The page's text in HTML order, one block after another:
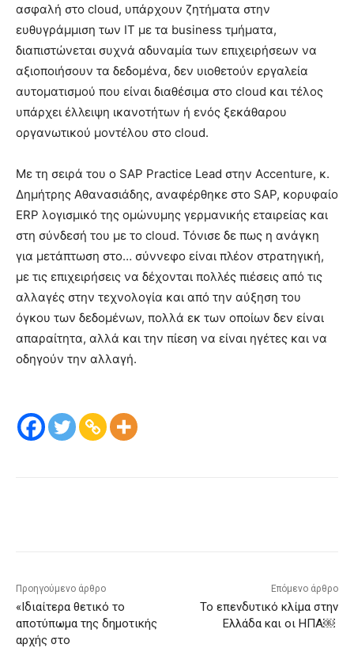
ασφαλή στο cloud, υπάρχουν ζητήματα στην
ευθυγράμμιση των IT με τα business τμήματα,
διαπιστώνεται συχνά αδυναμία των επιχειρήσεων να
αξιοποιήσουν τα δεδομένα, δεν υιοθετούν εργαλεία
αυτοματισμού που είναι διαθέσιμα στο cloud και τέλος
υπάρχει έλλειψη ικανοτήτων ή ενός ξεκάθαρου
οργανωτικού μοντέλου στο cloud.
Με τη σειρά του ο SAP Practice Lead στην Accenture, κ.
Δημήτρης Αθανασιάδης, αναφέρθηκε στο SAP, κορυφαίο
ERP λογισμικό της ομώνυμης γερμανικής εταιρείας και
στη σύνδεσή του με το cloud. Τόνισε δε πως η ανάγκη
για μετάπτωση στο… σύννεφο είναι πλέον στρατηγική,
με τις επιχειρήσεις να δέχονται πολλές πιέσεις από τις
αλλαγές στην τεχνολογία και από την αύξηση του
όγκου των δεδομένων, πολλά εκ των οποίων δεν είναι
απαραίτητα, αλλά και την πίεση να είναι ηγέτες και να
οδηγούν την αλλαγή.
Προηγούμενο άρθρο
«Ιδιαίτερα θετικό το
αποτύπωμα της δημοτικής
αρχής στο
Επόμενο άρθρο
Το επενδυτικό κλίμα στην
Ελλάδα και οι ΗΠΑ￼